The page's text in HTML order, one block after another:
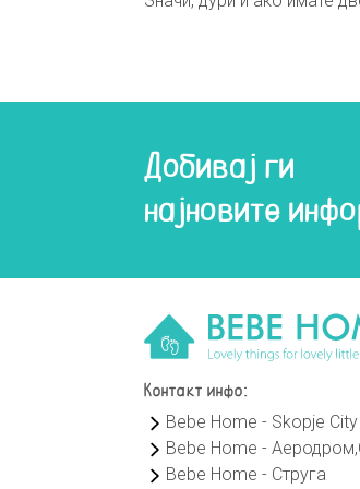
Добивај ги
најновите
Контакт инфо:
Bebe Home - Skopje
Bebe Home -
Bebe Home - Струга